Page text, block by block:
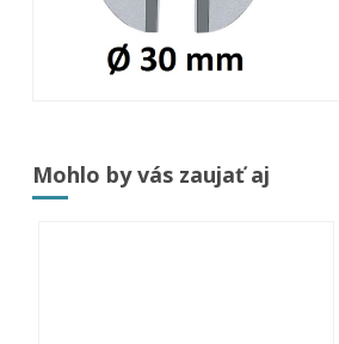
Mohlo by vás zaujať aj